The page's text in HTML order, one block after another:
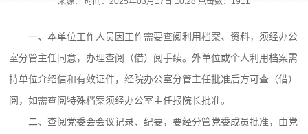
一、本单位工作人员因工作需要查阅利用档案、资料，须经办公
室分管主任同意，办理查阅（借）阅手续。外单位或个人利用档案需
持单位介绍信和有效证件，经院办公室分管主任批准后方可查（借）
阅，如需查阅特殊档案须经办公室主任报院长批准。
二、查阅党委会会议记录、纪要，要经分管党委成员批准，由党